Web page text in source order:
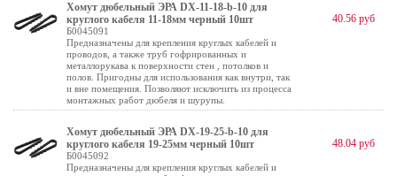
Хомут дюбельный ЭРА DX-11-18-b-10 для
круглого кабеля 11-18мм черный 10шт
Б0045091
Предназначены для крепления круглых кабелей и
проводов, а также труб гофрированных и
металлорукава к поверхности стен , потолков и
полов. Пригодны для использования как внутри, так
и вне помещения. Позволяют исключить из процесса
монтажных работ дюбеля и шурупы.
40.56 руб
Хомут дюбельный ЭРА DX-19-25-b-10 для
круглого кабеля 19-25мм черный 10шт
Б0045092
Предназначены для крепления круглых кабелей и
48.04 руб